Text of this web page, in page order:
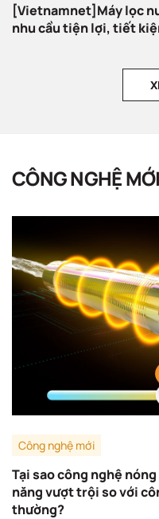
[Vietnamnet]Máy lọc
nhu cầu tiện lợi, tiết
CÔNG NGHỆ MỚI
Công nghệ mới
Tại sao công nghệ
năng vượt trội so với
thường?